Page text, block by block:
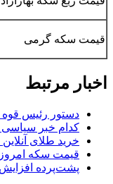
قیمت سکه گرمی
اخبار مرتبط
دستور رئیس قوه
کدام خبر
خرید طلای
قیمت سکه امروز ۱۸ اسفند ۱۴۰۳؛ نیم سکه در یک هفته یک میلیون و ۳۰۰ هزار تومان گران شد
پشت‌پرده افزایش